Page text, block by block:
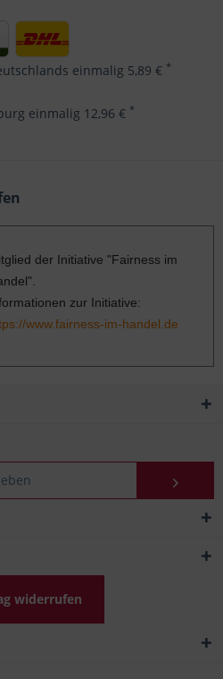
einmalig 5,89 € *
einmalig 12,96 € *
der Initiative "Fairness im
zur Initiative:
www.fairness-im-handel.de
widerrufen